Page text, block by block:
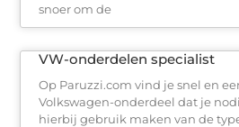
snoer om de
VW-onderdelen specialist
Op Paruzzi.com vind je snel en
Volkswagen-onderdeel dat je
hierbij gebruik maken van de